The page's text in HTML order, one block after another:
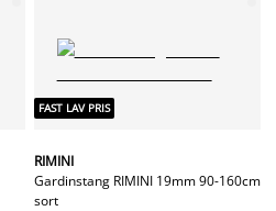
FAST LAV PRIS
RIMINI
Gardinstang RIMINI 19mm 90-160cm
sort